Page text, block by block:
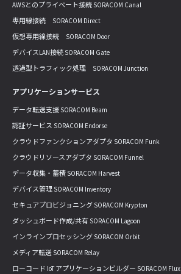
AWSとのプライベート接続 SORACOM Canal
専用線接続 SORACOM Direct
仮想専用線接続 SORACOM Door
デバイスLAN接続 SORACOM Gate
透過型トラフィック処理 SORACOM Junction
アプリケーションサービス
データ転送支援 SORACOM Beam
認証サービス SORACOM Endorse
クラウドファンクションアダプタ SORACOM Funk
クラウドリソースアダプタ SORACOM Funnel
データ収集・蓄積 SORACOM Harvest
デバイス管理 SORACOM Inventory
セキュアプロビジョニング SORACOM Krypton
ダッシュボード作成/共有 SORACOM Lagoon
インラインプロセッシング SORACOM Orbit
メディア転送 SORACOM Relay
ローコード IoT アプリケーションビルダー SORACOM Flux